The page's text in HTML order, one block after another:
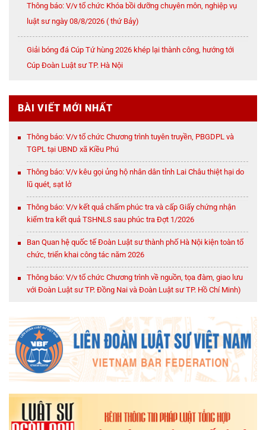
Thông báo: V/v tổ chức Khóa bồi dưỡng chuyên môn, nghiệp vụ
luật sư ngày 08/8/2026 ( thứ Bảy)
Giải bóng đá Cúp Tứ hùng 2026 khép lại thành công, hướng tới
Cúp Đoàn Luật sư TP. Hà Nội
BÀI VIẾT MỚI NHẤT
Thông báo: V/v tổ chức Chương trình tuyên truyền, PBGDPL và
TGPL tại UBND xã Kiều Phú
Thông báo: V/v kêu gọi ủng hộ nhân dân tỉnh Lai Châu thiệt hại do
lũ quét, sạt lở
Thông báo: V/v kết quả chấm phúc tra và cấp Giấy chứng nhận
kiểm tra kết quả TSHNLS sau phúc tra Đợt 1/2026
Ban Quan hệ quốc tế Đoàn Luật sư thành phố Hà Nội kiện toàn tổ
chức, triển khai công tác năm 2026
Thông báo: V/v tổ chức Chương trình về nguồn, tọa đàm, giao lưu
với Đoàn Luật sư TP. Đồng Nai và Đoàn Luật sư TP. Hồ Chí Minh)